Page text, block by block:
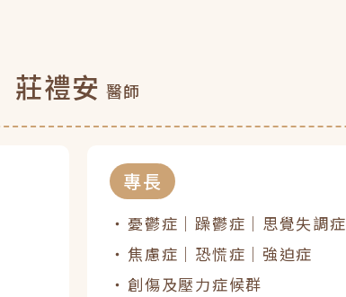
莊禮安 醫師
專長
憂鬱症｜躁鬱症｜思覺失調症
焦慮症｜恐慌症｜強迫症
創傷及壓力症候群